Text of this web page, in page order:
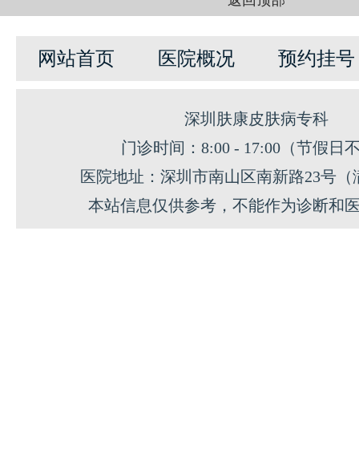
网站首页 医院概况 预约挂号
深圳肤康皮肤病专科
门诊时间：8:00 - 17:00（节假日
医院地址：深圳市南山区南新路23号（
本站信息仅供参考，不能作为诊断和